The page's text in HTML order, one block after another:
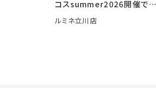
コスsummer2026開催です
🍧
ルミネ立川店